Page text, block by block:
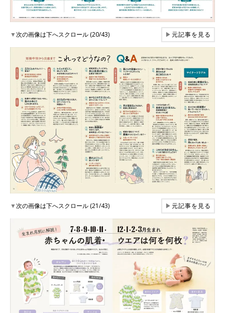
▼次の画像は下へスクロール (20/43) ▶元記事を見る
▼次の画像は下へスクロール (21/43) ▶元記事を見る